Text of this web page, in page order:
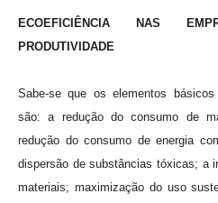
ECOEFICIÊNCIA NAS
PRODUTIVIDADE
Sabe-se que os elementos
são: a redução do consumo de
redução do consumo de energia
dispersão de substâncias tóxicas; a
materiais; maximização do uso